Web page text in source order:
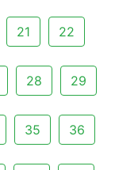
21 22
28 29
35 36